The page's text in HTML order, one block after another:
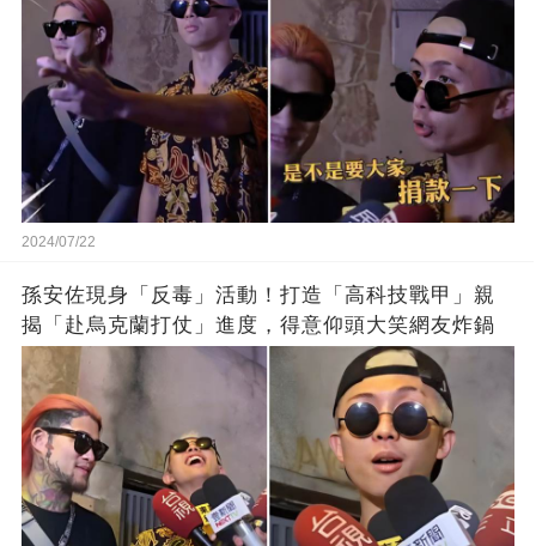
2024/07/22
孫安佐現身「反毒」活動！打造「高科技戰甲」親
揭「赴烏克蘭打仗」進度，得意仰頭大笑網友炸鍋